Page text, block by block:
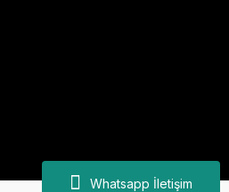
Whatsapp İletişim